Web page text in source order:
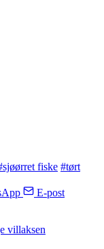
fiske #tørt
E-post
villaksen